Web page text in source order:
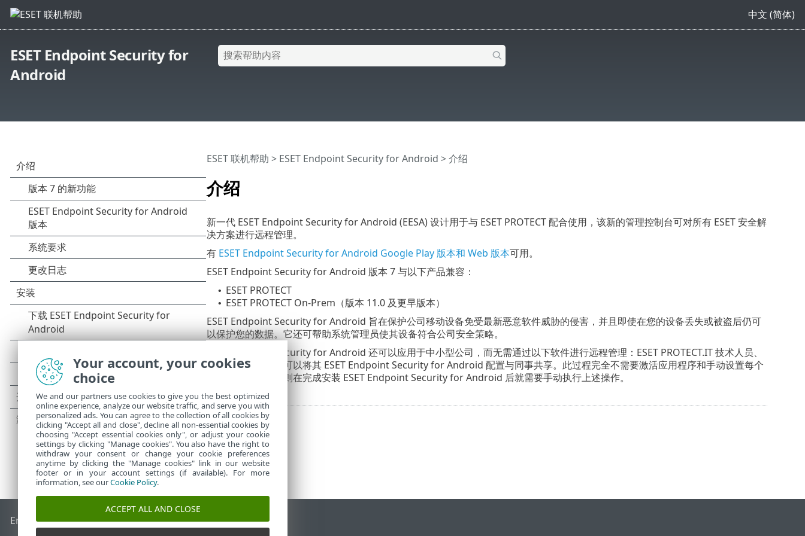
中文 (简体)
ESET Endpoint Security for
Android
介绍
ESET 联机帮助 > ESET Endpoint Security for Android >介绍
新一代 ESET Endpoint Security for Android (EESA) 设计用于与 ESET PROTECT 配合使用，该新的管理控制台可对所有 ESET 安全解
决方案进行远程管理。
有 ESET Endpoint Security for Android Google Play 版本和 Web 版本可用。
ESET Endpoint Security for Android 版本 7 与以下产品兼容：
• ESET PROTECT
• ESET PROTECT On-Prem（版本 11.0 及更早版本）
ESET Endpoint Security for Android 旨在保护公司移动设备免受最新恶意软件威胁的侵害，并且即使在您的设备丢失或被盗后仍可
以保护您的数据。它还可帮助系统管理员使其设备符合公司安全策略。
ESET Endpoint Security for Android 还可以应用于中小型公司，而无需通过以下软件进行远程管理：ESET PROTECT.IT 技术人员、
系统管理员或用户可以将其 ESET Endpoint Security for Android 配置与同事共享。此过程完全不需要激活应用程序和手动设置每个
应用程序模块，否则在完成安装 ESET Endpoint Security for Android 后就需要手动执行上述操作。
End of LifeESET 知识库ESET 论坛ESET Status Portal区域支持
Your account, your cookies
choice
We and our partners use cookies to give you the best optimized
online experience, analyze our website traffic, and serve you with
personalized ads. You can agree to the collection of all cookies by
clicking "Accept all and close", decline all non-essential cookies by
choosing "Accept essential cookies only", or adjust your cookie
settings by clicking "Manage cookies". You also have the right to
withdraw your consent or change your cookie preferences
anytime by clicking the "Manage cookies" link in our website
footer or in your account settings (if available). For more
information, see ourCookie Policy.
ACCEPT ALL AND CLOSE